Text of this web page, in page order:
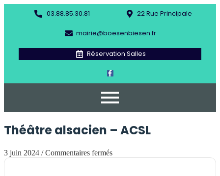
03.88.85.30.81 22 Rue Principale
mairie@boesenbiesen.fr
Réservation Salles
Théâtre alsacien – ACSL
3 juin 2024 / Commentaires fermés